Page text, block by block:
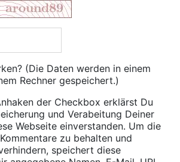
(Die Daten werden in einem
Rechner gespeichert.)
der Checkbox erklärst Du
und Verabeitung Deiner
Webseite einverstanden. Um die
zu behalten und
speichert diese